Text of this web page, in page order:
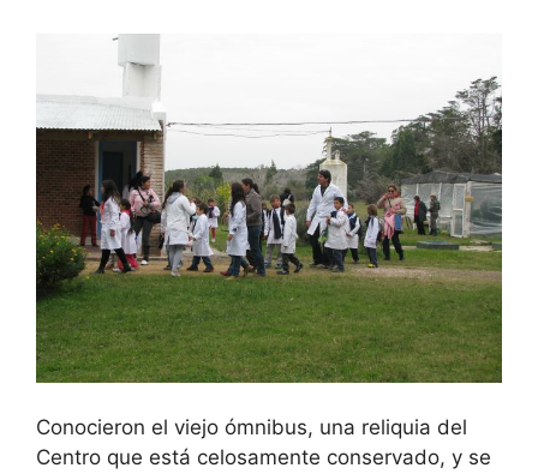
Conocieron el viejo ómnibus, una reliquia del
Centro que está celosamente conservado, y se